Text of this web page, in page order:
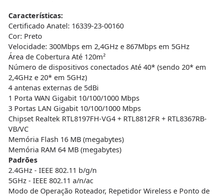
Características:
Certificado Anatel: 16339-23-00160
Cor: Preto
Velocidade: 300Mbps em 2,4GHz e 867Mbps em 5GHz
Área de Cobertura Até 120m²
Número de dispositivos conectados Até 40* (sendo 20* em
2,4GHz e 20* em 5GHz)
4 antenas externas de 5dBi
1 Porta WAN Gigabit 10/100/1000 Mbps
3 Portas LAN Gigabit 10/100/1000 Mbps
Chipset Realtek RTL8197FH-VG4 + RTL8812FR + RTL8367RB-
VB/VC
Memória Flash 16 MB (megabytes)
Memória RAM 64 MB (megabytes)
Padrões
2.4GHz - IEEE 802.11 b/g/n
5GHz - IEEE 802.11 a/n/ac
Modo de Operação Roteador, Repetidor Wireless e Ponto de